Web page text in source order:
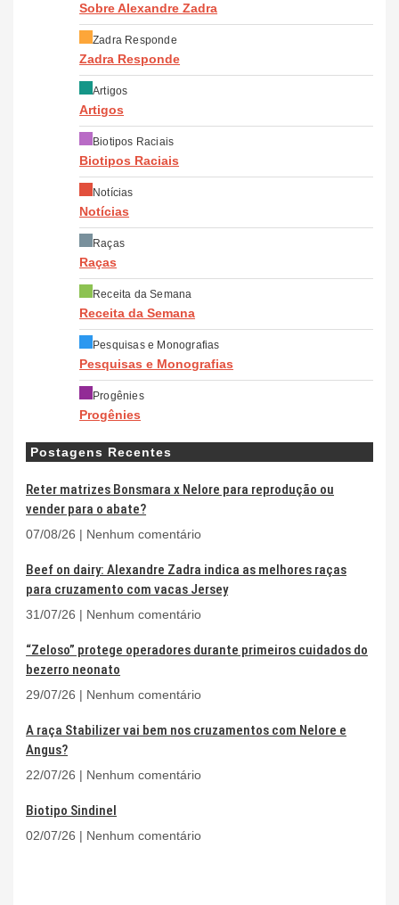
Sobre Alexandre Zadra
Zadra Responde
Zadra Responde
Artigos
Artigos
Biotipos Raciais
Biotipos Raciais
Notícias
Notícias
Raças
Raças
Receita da Semana
Receita da Semana
Pesquisas e Monografias
Pesquisas e Monografias
Progênies
Progênies
Postagens Recentes
Reter matrizes Bonsmara x Nelore para reprodução ou
vender para o abate?
07/08/26 Nenhum comentário
Beef on dairy: Alexandre Zadra indica as melhores raças
para cruzamento com vacas Jersey
31/07/26 Nenhum comentário
“Zeloso” protege operadores durante primeiros cuidados do
bezerro neonato
29/07/26 Nenhum comentário
A raça Stabilizer vai bem nos cruzamentos com Nelore e
Angus?
22/07/26 Nenhum comentário
Biotipo Sindinel
02/07/26 Nenhum comentário